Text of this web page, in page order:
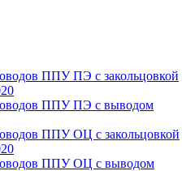
ППУ ПЭ с закольцовкой
ППУ ПЭ с выводом
ППУ ОЦ с закольцовкой
ППУ ОЦ с выводом